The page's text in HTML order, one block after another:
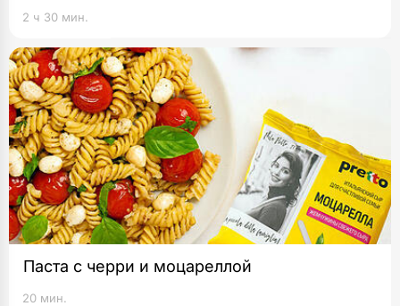
2 ч 30 мин.
Паста с черри и моцареллой
20 мин.